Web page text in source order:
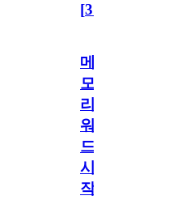
[31
메
모
리
워
드
시
작